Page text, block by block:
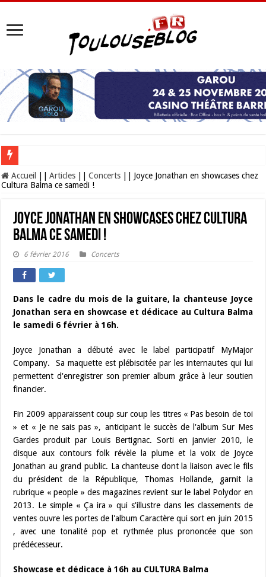
Les Nocturnes de la Cité de l’espace 2026 : l’événement incontournable de
Accueil Articles Concerts
Joyce Jonathan en showcases chez
Cultura Balma ce samedi !
Joyce Jonathan en showcases chez Cultura
Balma ce samedi !
6 février 2016 Concerts
Dans le cadre du mois de la guitare, la chanteuse Joyce
Jonathan sera en showcase et dédicace au Cultura Balma
le samedi 6 février à 16h.
Joyce Jonathan a débuté avec le label participatif MyMajor
Company. Sa maquette est plébiscitée par les internautes qui lui
permettent d'enregistrer son premier album grâce à leur soutien
financier.
Fin 2009 apparaissent coup sur coup les titres « Pas besoin de toi
» et « Je ne sais pas », anticipant le succès de l'album Sur Mes
Gardes produit par Louis Bertignac. Sorti en janvier 2010, le
disque aux contours folk révèle la plume et la voix de Joyce
Jonathan au grand public. La chanteuse dont la liaison avec le fils
du président de la République, Thomas Hollande, garnit la
rubrique « people » des magazines revient sur le label Polydor en
2013. Le simple « Ça ira » qui s'illustre dans les classements de
ventes ouvre les portes de l'album Caractère qui sort en juin 2015
, avec une tonalité pop et rythmée plus prononcée que son
prédécesseur.
Showcase et dédicace à 16h au CULTURA Balma